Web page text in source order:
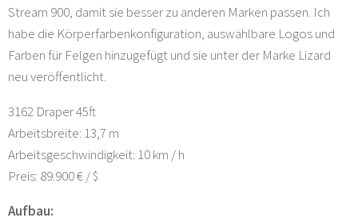
Stream 900, damit sie besser zu anderen Marken passen. Ich
habe die Körperfarbenkonfiguration, auswählbare Logos und
Farben für Felgen hinzugefügt und sie unter der Marke Lizard
neu veröffentlicht.
3162 Draper 45ft
Arbeitsbreite: 13,7 m
Arbeitsgeschwindigkeit: 10 km / h
Preis: 89.900 € / $
Aufbau: